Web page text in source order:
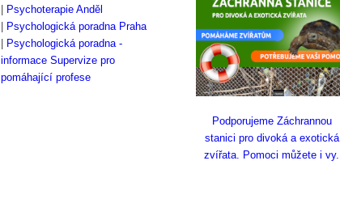
Psychoterapie Anděl
Psychologická poradna Praha
Psychologická poradna -
informace Supervize pro
pomáhající profese
Podporujeme Záchrannou
stanici pro divoká a exotická
zvířata. Pomoci můžete i vy.